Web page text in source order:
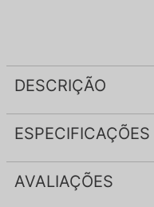
DESCRIÇÃO
ESPECIFICAÇÕES
AVALIAÇÕES